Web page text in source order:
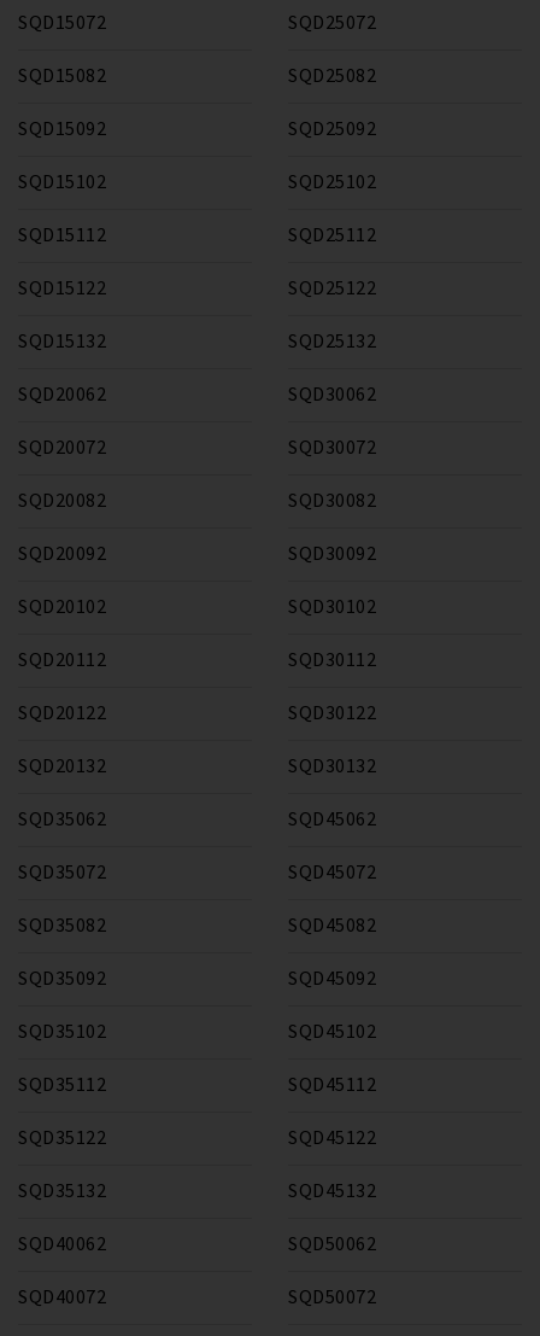
SQD15072
SQD15082
SQD15092
SQD15102
SQD15112
SQD15122
SQD15132
SQD20062
SQD20072
SQD20082
SQD20092
SQD20102
SQD20112
SQD20122
SQD20132
SQD25072
SQD25082
SQD25092
SQD25102
SQD25112
SQD25122
SQD25132
SQD30062
SQD30072
SQD30082
SQD30092
SQD30102
SQD30112
SQD30122
SQD30132
SQD35062
SQD35072
SQD35082
SQD35092
SQD35102
SQD35112
SQD35122
SQD35132
SQD40062
SQD40072
SQD45062
SQD45072
SQD45082
SQD45092
SQD45102
SQD45112
SQD45122
SQD45132
SQD50062
SQD50072